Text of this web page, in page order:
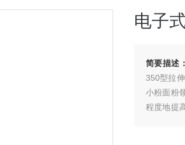
电子
简要描述：
350型拉
小粉面粉
程度地提